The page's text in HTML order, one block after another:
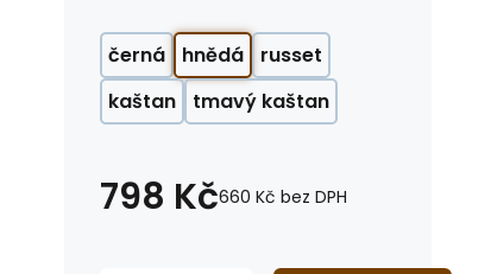
černá hnědá
russet
kaštan
tmavý kaštan
798 Kč660 Kč bez DPH